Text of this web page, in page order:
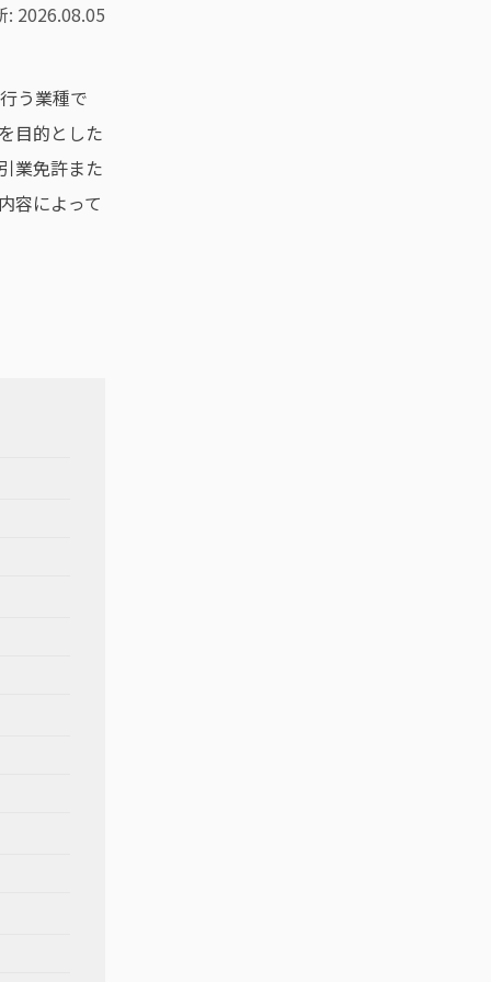
: 2026.08.05
う業種で
目的とした
業免許また
容によって